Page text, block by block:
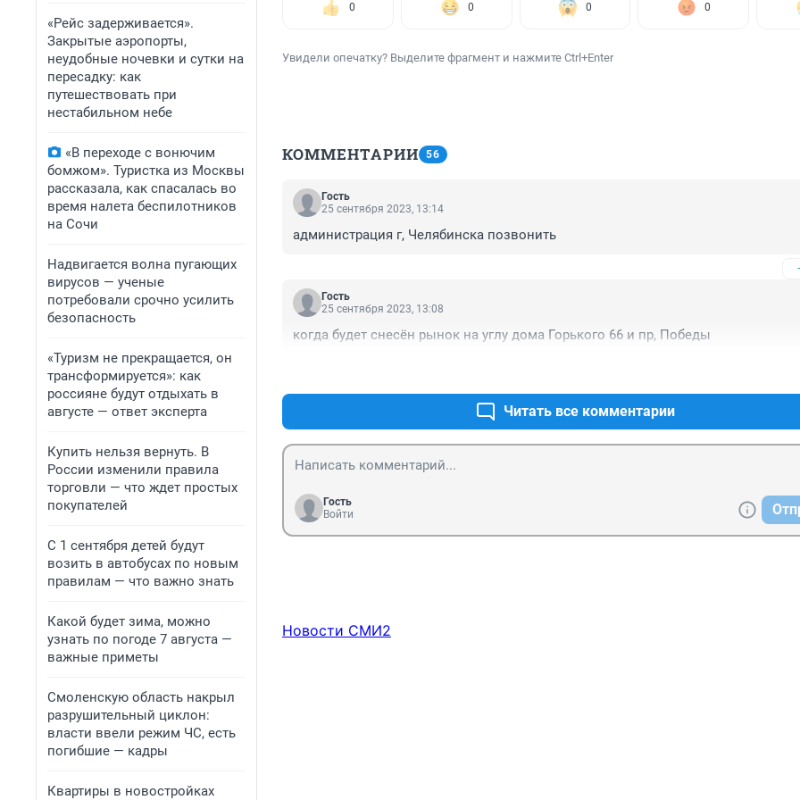
«Рейс задерживается».
Закрытые аэропорты,
неудобные ночевки и сутки на
пересадку: как
путешествовать при
нестабильном небе
«В переходе с вонючим
бомжом». Туристка из Москвы
рассказала, как спасалась во
время налета беспилотников
на Сочи
Надвигается волна пугающих
вирусов — ученые
потребовали срочно усилить
безопасность
«Туризм не прекращается, он
трансформируется»: как
россияне будут отдыхать в
августе — ответ эксперта
Купить нельзя вернуть. В
России изменили правила
торговли — что ждет простых
покупателей
С 1 сентября детей будут
возить в автобусах по новым
правилам — что важно знать
Какой будет зима, можно
узнать по погоде 7 августа —
важные приметы
Смоленскую область накрыл
разрушительный циклон:
власти ввели режим ЧС, есть
погибшие — кадры
Квартиры в новостройках
0 0 0 0
Увидели опечатку? Выделите фрагмент и нажмите Ctrl+Enter
КОММЕНТАРИИ 56
Гость
25 сентября 2023, 13:14
администрация г, Челябинска позвонить
Гость
25 сентября 2023, 13:08
когда будет снесён рынок на углу дома Горького 66 и пр, Победы
Читать все комментарии
Гость
Войти
Новости СМИ2